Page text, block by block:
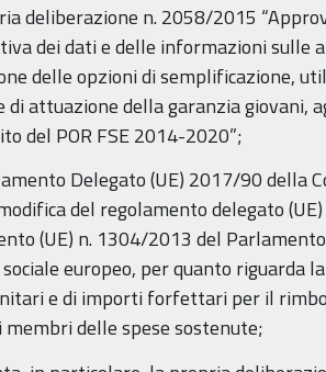
deliberazione n. 2058/2015
dei dati e delle informazioni sulle
delle opzioni di semplificazione,
di attuazione della garanzia
del POR FSE 2014-2020”;
Delegato (UE) 2017/90 della
del regolamento delegato
(UE) n. 1304/2013 del
europeo, per quanto riguarda
e di importi forfettari per il
delle spese sostenute;